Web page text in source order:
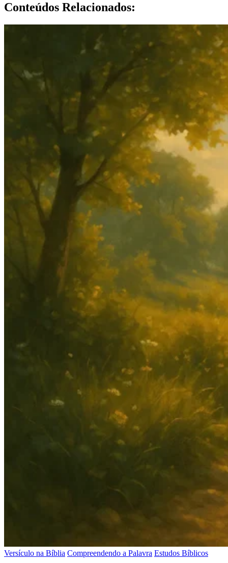
Conteúdos Relacionados:
Versículo na Bíblia Compreendendo a Palavra Estudos Bíblicos